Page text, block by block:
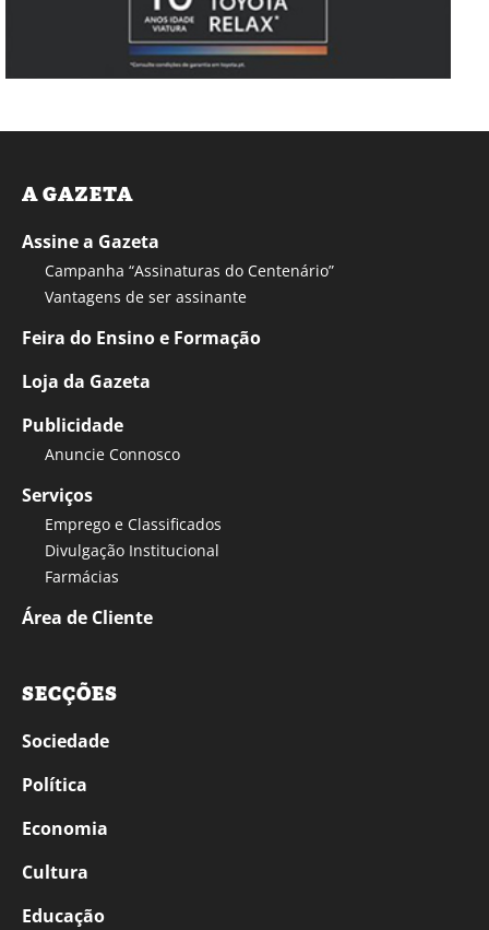
A GAZETA
Assine a Gazeta
Campanha “Assinaturas do Centenário”
Vantagens de ser assinante
Feira do Ensino e Formação
Loja da Gazeta
Publicidade
Anuncie Connosco
Serviços
Emprego e Classificados
Divulgação Institucional
Farmácias
Área de Cliente
SECÇÕES
Sociedade
Política
Economia
Cultura
Educação